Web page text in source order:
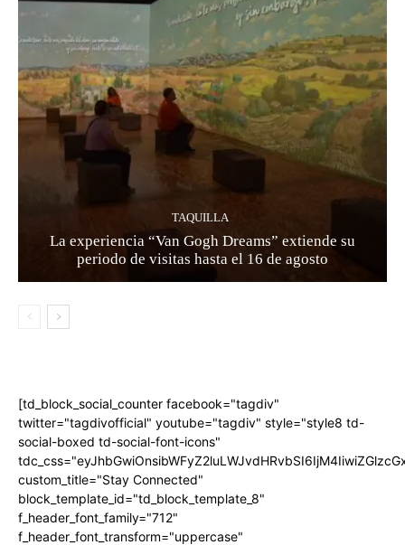
TAQUILLA
La experiencia “Van Gogh Dreams” extiende su
periodo de visitas hasta el 16 de agosto
[td_block_social_counter facebook="tagdiv"
twitter="tagdivofficial" youtube="tagdiv" style="style8 td-
social-boxed td-social-font-icons"
custom_title="Stay Connected"
block_template_id="td_block_template_8"
f_header_font_family="712"
f_header_font_transform="uppercase"